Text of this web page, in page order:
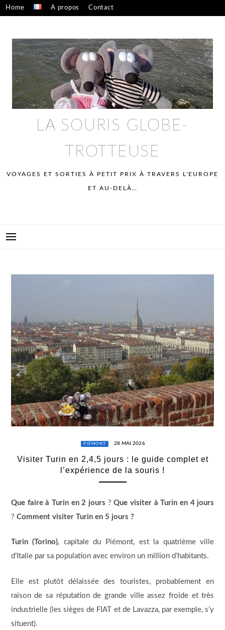
Skip
to
Home A propos Contact
LA SOURIS GLOBE-
TROTTEUSE
VOYAGES ET SORTIES À PETIT PRIX À TRAVERS L'EUROPE
ET AU-DELÀ…
PIÉMONT 28 MAI 2026
Visiter Turin en 2,4,5 jours : le guide complet et
l’expérience de la souris !
Que faire à Turin en 2 jours ?Que visiter à Turin en 4 jours
? Comment visiter Turin en 5 jours ?
Turin (Torino), capitale du Piémont, est la quatrième ville
d’Italie par sa population avec environ un million d’habitants.
Elle est plutôt délaissée des touristes, probablement en
raison de sa réputation de grande ville assez froide et très
industrielle (les sièges de FIAT et de Lavazza, par exemple, s’y
situent).